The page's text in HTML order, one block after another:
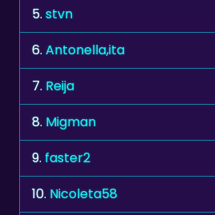
6. Antonella,ita
7. Reija
8. Migman
9. faster2
10.Nicoleta58
11. katarina